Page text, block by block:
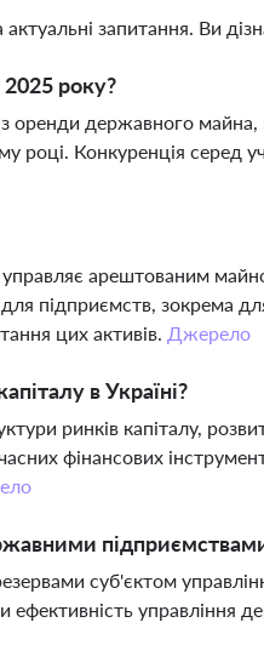
запитання. Ви
року?
оренди державного
Конкуренція серед
арештованим
підприємств, зокрема
цих активів. Джерело
в Україні?
ринків капіталу,
фінансових
суб'єктом
управління